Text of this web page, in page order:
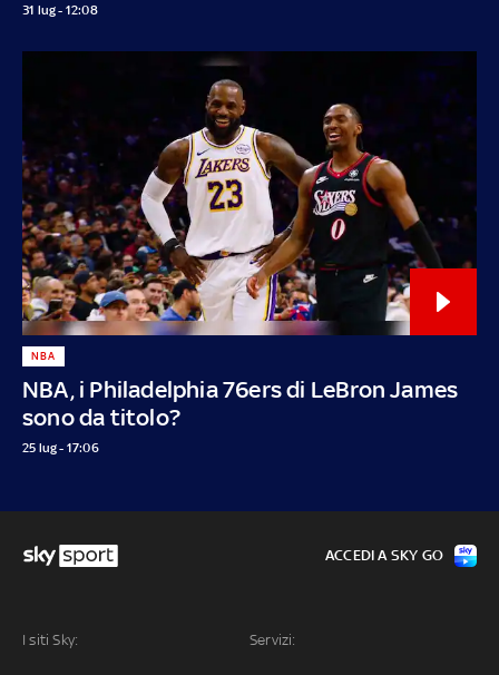
31 lug - 12:08
NBA, i Philadelphia 76ers di LeBron James
sono da titolo?
NBA
25 lug - 17:06
I siti Sky: Servizi:
ACCEDI A SKY GO